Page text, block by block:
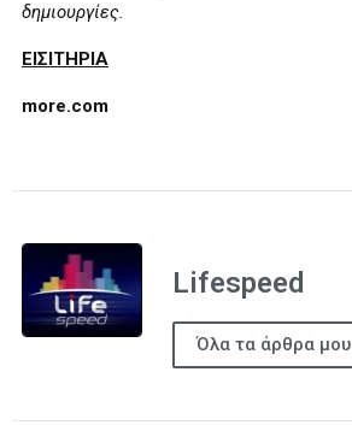
δημιουργίες.
ΕΙΣΙΤΗΡΙΑ
more.com
Lifespeed
Όλα τα άρθρα μου